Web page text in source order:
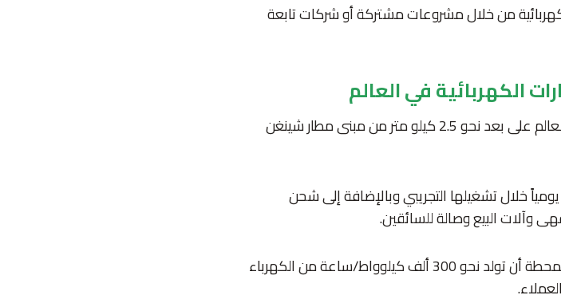
للسيارات الكهربائية من خلال مشروعات مشتركة أو شركات تابعة
الكهربائية في العالم
وتقع أكبر محطة لشحن السيارات الكهربائية في العالم على بعد نحو 2.5 كيلو متر من مبنى مطار شينغن
3300 سيارة كهربائية يومياً خلال تشغيلها التجريبي وبالإضافة إلى شحن
وآلات البيع وصالة للسائقين.
فيما يمكن للألواح الشمسية المثبتة على سطح المحطة أن تولد نحو 300 ألف كيلوواط/ساعة من الكهرباء